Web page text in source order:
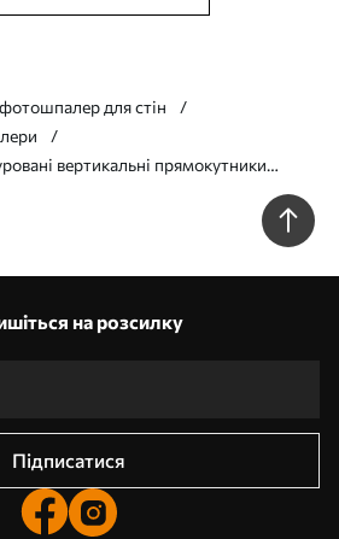
для стін
вертикальні прямокутники
синього кольору, абстрактне
на розсилку
Підписатися